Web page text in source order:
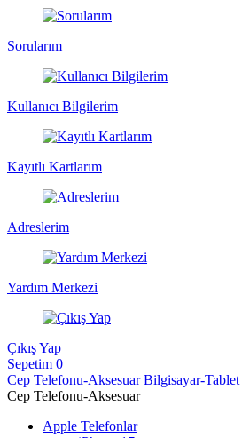
Sorularım
Kullanıcı Bilgilerim
Kayıtlı Kartlarım
Adreslerim
Yardım Merkezi
Çıkış Yap
Sepetim 0
Cep Telefonu-Aksesuar Bilgisayar-Tablet
Cep Telefonu-Aksesuar
Apple Telefonlar